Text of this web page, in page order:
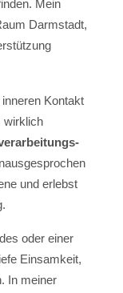
Mein
Darmstadt,
Kontakt
wirklich
und erlebst
oder einer
Einsamkeit,
In meiner